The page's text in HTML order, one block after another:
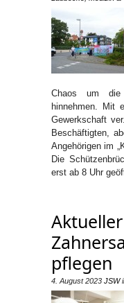
Chaos um die
hinnehmen. Mit
Gewerkschaft
Beschäftigten,
Angehörigen im
Die
erst ab 8 Uhr
pflegen
4. August 2023 JSW